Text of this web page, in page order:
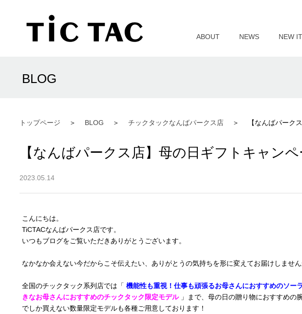
ABOUT NEWS NEW
トップページ BLOG チックタックなんばパークス店 【なんばパーク
BLOG
【なんばパークス店】母の日ギフトキャンペ
2023.05.14
こんにちは。
TiCTACなんばパークス店です。
いつもブログをご覧いただきありがとうございます。
なかなか会えない今だからこそ伝えたい、ありがとうの気持ちを形に変えてお届けしません
全国のチックタック系列店では「機能性も重視！仕事も頑張るお母さんにおすすめのソー
きなお母さんにおすすめのチックタック限定モデル 」まで、母の日の贈り物におすすめの
でしか買えない数量限定モデルも各種ご用意しております！